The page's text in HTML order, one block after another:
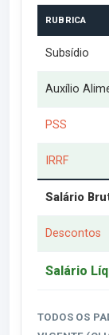
RUBRICA
Subsídio
Auxílio
PSS
IRRF
Salário
Descontos
Salário
TODOS OS